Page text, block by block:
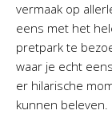
vermaak op
eens met het
pretpark te
waar je echt
er hilarische
kunnen beleven.